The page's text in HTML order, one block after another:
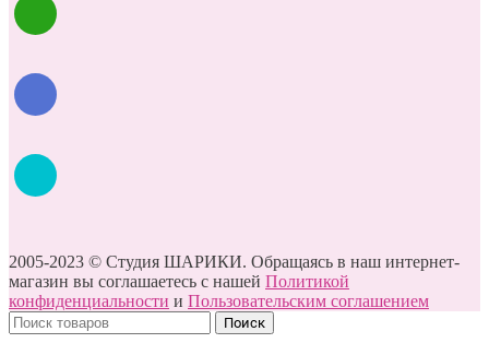
2005-2023 © Студия ШАРИКИ. Обращаясь в наш интернет-
магазин вы соглашаетесь с нашей Политикой
конфиденциальности и Пользовательским соглашением
Поиск